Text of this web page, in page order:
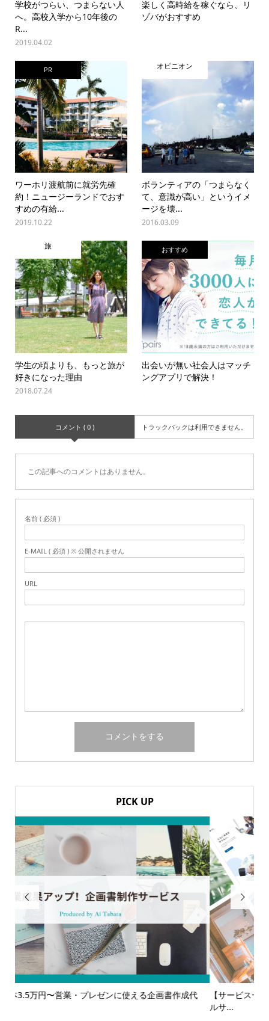
学校がつらい、つまらない人
へ。高校入学から10年後の
R...
2019.04.02
楽しく高時給を稼ぐなら、リ
ゾバがおすすめ
PR
ワーホリ渡航前に就労先確
約！ニュージーランドでおす
すめの有給...
2019.10.22
オピニオン
ボランティアの「つまらなく
て、意識が高い」というイメ
ージを壊...
2016.03.09
旅
学生の頃よりも、もっと旅が
好きになった理由
2018.07.24
おすすめ
出会いが無い社会人はマッチ
ングアプリで解決！
コメント ( 0 ) トラックバックは利用できません。
この記事へのコメントはありません。
名前 ( 必須 )
E-MAIL ( 必須 ) ※ 公開されません
URL
PICK UP

【サービス一覧】広報・企画・デザインの単発依頼からトータ 多
